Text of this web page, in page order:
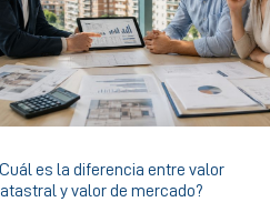
es la diferencia entre valor
y valor de mercado?